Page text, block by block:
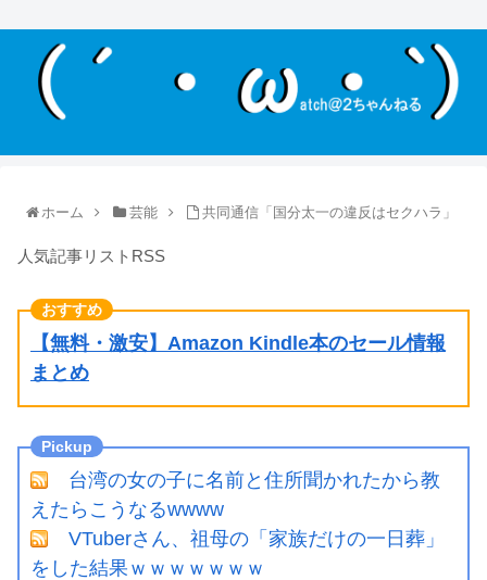
ホーム 芸能 共同通信「国分太一の違反はセクハラ」
人気記事リストRSS
【無料・激安】Amazon Kindle本のセール情報
まとめ
台湾の女の子に名前と住所聞かれたから教
えたらこうなるwwww
VTuberさん、祖母の「家族だけの一日葬」
をした結果ｗｗｗｗｗｗｗ